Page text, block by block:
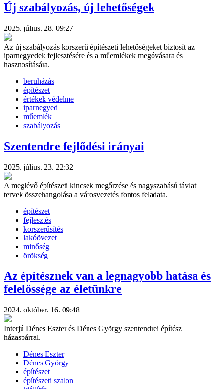
Új szabályozás, új lehetőségek
2025. július. 28. 09:27
Az új szabályozás korszerű építészeti lehetőségeket biztosít az
iparnegyedek fejlesztésére és a műemlékek megóvásara és
hasznosítására.
beruházás
építészet
értékek védelme
iparnegyed
műemlék
szabályozás
Szentendre fejlődési irányai
2025. július. 23. 22:32
A meglévő építészeti kincsek megőrzése és nagyszabású távlati
tervek összehangolása a városvezetés fontos feladata.
építészet
fejlesztés
korszerűsítés
lakóövezet
minőség
örökség
Az építésznek van a legnagyobb hatása és
felelőssége az életünkre
2024. október. 16. 09:48
Interjú Dénes Eszter és Dénes György szentendrei építész
házaspárral.
Dénes Eszter
Dénes György
építészet
építészeti szalon